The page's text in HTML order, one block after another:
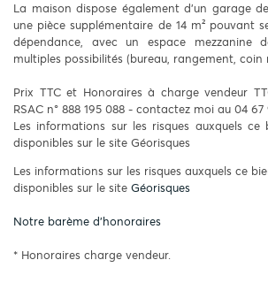
La maison dispose également d’un garage
une pièce supplémentaire de 14 m² pouvant
dépendance, avec un espace mezzanine
multiples possibilités (bureau, rangement,
Prix TTC et Honoraires à charge vendeur
RSAC n° 888 195 088 - contactez moi au 04 67
Les informations sur les risques auxquels
disponibles sur le site Géorisques
Les informations sur les risques auxquels ce
disponibles sur le site Géorisques
Notre barème d'honoraires
* Honoraires charge vendeur.